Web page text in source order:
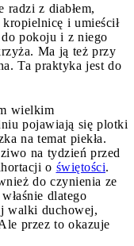
z diabłem,
kropielnicę i umieścił
pokoju i z niego
Ma ją też przy
Ta praktyka jest do
wielkim
pojawiają się plotki
na temat piekła.
na tydzień przed
o świętości.
do czynienia ze
dlatego
walki duchowej,
przez to okazuje